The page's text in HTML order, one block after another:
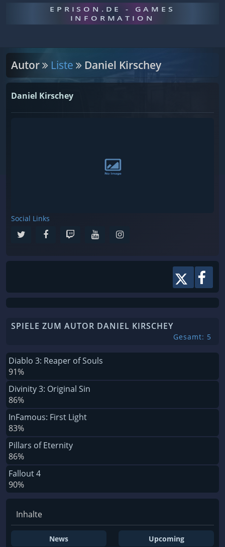
EPRISON.DE - GAMES
INFORMATION
Autor Liste Daniel Kirschey
Daniel Kirschey
Social Links
SPIELE ZUM AUTOR DANIEL KIRSCHEY
Gesamt: 5
Diablo 3: Reaper of Souls
91%
Divinity 3: Original Sin
86%
InFamous: First Light
83%
Pillars of Eternity
86%
Fallout 4
90%
Inhalte
News
Upcoming